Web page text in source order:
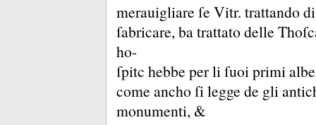
merauigliare ſe Vitr. trattando
ſabricare, ba trattato delle
ho-
ſpitc hebbe per li ſuoi primi
come ancho ſi legge de gli
monumenti, &